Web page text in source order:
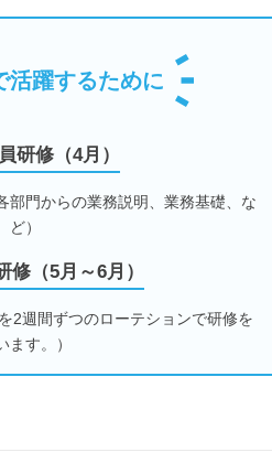
活躍するために
研修（4月）
部門からの業務説明、業務基礎、な
ど）
修（5月～6月）
2週間ずつのローテションで研修を
ます。）